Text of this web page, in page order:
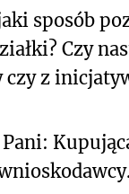
sposób
Czy
czy z